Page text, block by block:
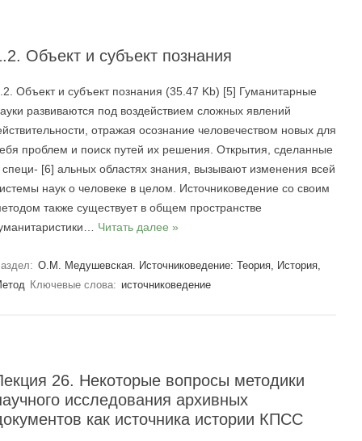
Объект и субъект познания
Объект и субъект познания (35.47 Kb) [5] Гуманитарные
развиваются под воздействием сложных явлений
отражая осознание человечеством новых для
проблем и поиск путей их решения. Открытия, сделанные
специ- [6] альных областях знания, вызывают изменения всей
наук о человеке в целом. Источниковедение со своим
также существует в общем пространстве
Читать далее »
О.М. Медушевская. Источниковедение: Теория, История,
Ключевые слова: источниковедение
26. Некоторые вопросы методики
исследования архивных
как источника истории КПСС